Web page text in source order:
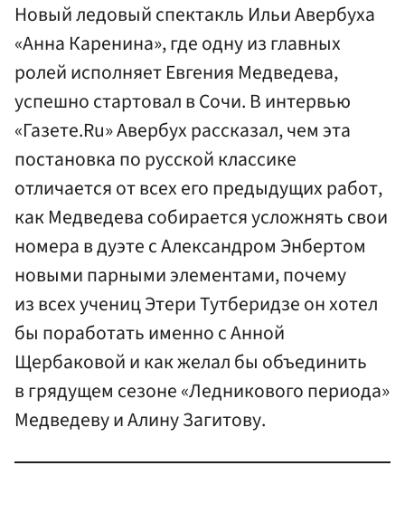
Новый ледовый спектакль Ильи Авербуха
«Анна Каренина», где одну из главных
ролей исполняет Евгения Медведева,
успешно стартовал в Сочи. В интервью
«Газете.Ru» Авербух рассказал, чем эта
постановка по русской классике
отличается от всех его предыдущих работ,
как Медведева собирается усложнять свои
номера в дуэте с Александром Энбертом
новыми парными элементами, почему
из всех учениц Этери Тутберидзе он хотел
бы поработать именно с Анной
Щербаковой и как желал бы объединить
в грядущем сезоне «Ледникового периода»
Медведеву и Алину Загитову.